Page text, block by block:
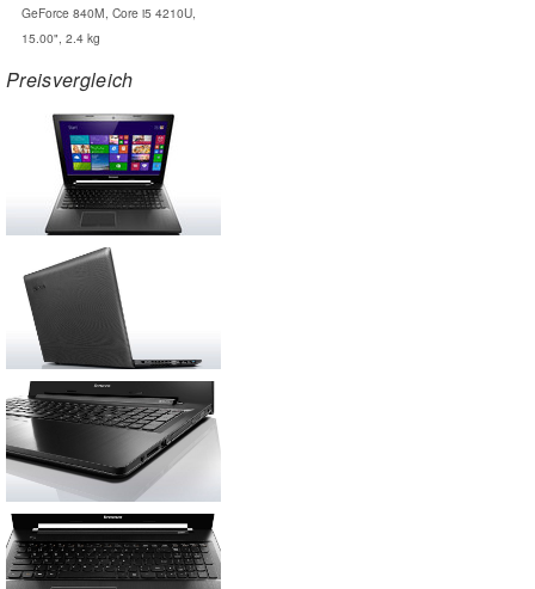
GeForce 840M, Core i5 4210U,
15.00", 2.4 kg
Preisvergleich